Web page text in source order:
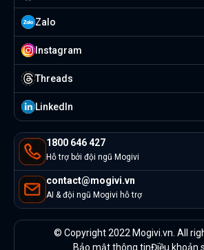
1800 646 427
Hỗ trợ bởi đội ngũ Mogivi
contact@mogivi.vn
AI & đội ngũ Mogivi hỗ trợ
Zalo
Instagram
Threads
Linkedln
© Copyright 2022 Mogivi.vn. All
Bảo mật thông tinĐiều khoản